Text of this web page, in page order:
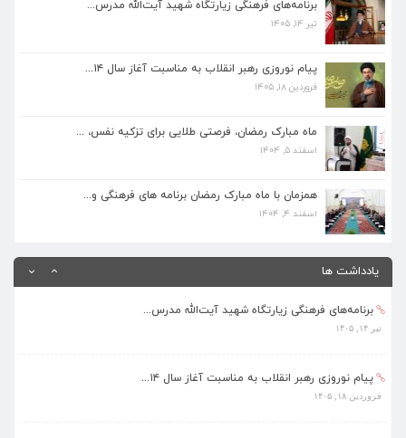
برنامه‌های فرهنگی زیارتگاه شهید آیت‌الله مدرس...
تیر ۱۴, ۱۴۰۵
پیام نوروزی رهبر انقلاب به مناسبت آغاز سال ۱۴...
فروردین ۱۸, ۱۴۰۵
ماه مبارک رمضان، فرصتی طلایی برای تزکیه نفس، ...
اسفند ۵, ۱۴۰۴
همزمان با ماه مبارک رمضان برنامه های فرهنگی و...
اسفند ۴, ۱۴۰۴
یادداشت ها
پیام نوروزی رهبر انقلاب به مناسبت آغاز سال ۱۴...
ماه مبارک رمضان، فرصتی طلایی برای تزکیه نفس، ...
اسفند ۵, ۱۴۰۴
همزمان با ماه مبارک رمضان برنامه های فرهنگی و...
اسفند ۴, ۱۴۰۴
مرداد ۱۰, ۱۴۰۵
برنامه‌های فرهنگی زیارتگاه شهید آیت‌الله مدرس...
تیر ۱۴, ۱۴۰۵
پیام نوروزی رهبر انقلاب به مناسبت آغاز سال ۱۴...
فروردین ۱۸, ۱۴۰۵